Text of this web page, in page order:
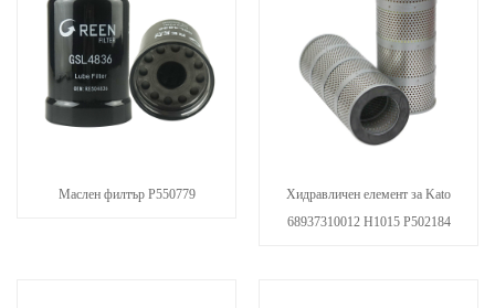
Маслен филтър P550779
Хидравличен елемент за Kato
68937310012 H1015 P502184